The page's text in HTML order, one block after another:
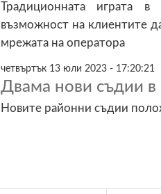
Традиционната играта
възможност на клиентите
мрежата на оператора
четвъртък 13 юли 2023 - 17:20:21
Двама нови съдии
Новите районни съдии